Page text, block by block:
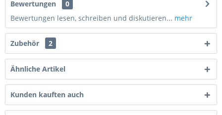
8 + 8 = ?
Bewertungen
0
Bewertungen lesen, schreiben und diskutieren... mehr
Zubehör 2
Ähnliche Artikel
Kunden kauften auch